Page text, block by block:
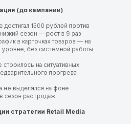
(до кампании)
достигал 1500 рублей против
сезон — рост в 9 раз
в карточках товаров — на
без системной работы
на ситуативных
прогрева
не выделялся на фоне
сезон распродаж
стратегии Retail Media